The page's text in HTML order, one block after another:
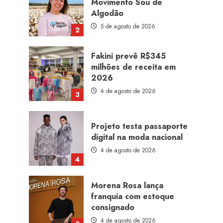
2
Algodão
5 de agosto de 2026
3
Fakini prevê R$345
milhões de receita em
2026
4
Projeto testa passaporte
digital na moda nacional
4 de agosto de 2026
5
Morena Rosa lança
franquia com estoque
consignado
4 de agosto de 2026